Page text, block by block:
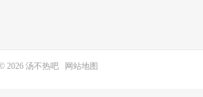
2026 汤不热吧 网站地图